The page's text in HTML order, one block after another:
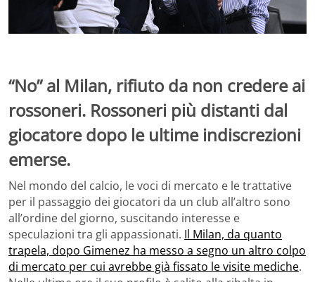
“No” al Milan, rifiuto da non credere ai
rossoneri. Rossoneri più distanti dal
giocatore dopo le ultime indiscrezioni
emerse.
Nel mondo del calcio, le voci di mercato e le trattative
per il passaggio dei giocatori da un club all’altro sono
all’ordine del giorno, suscitando interesse e
speculazioni tra gli appassionati. Il Milan, da quanto
trapela, dopo Gimenez ha messo a segno un altro colpo
di mercato per cui avrebbe già fissato le visite mediche.